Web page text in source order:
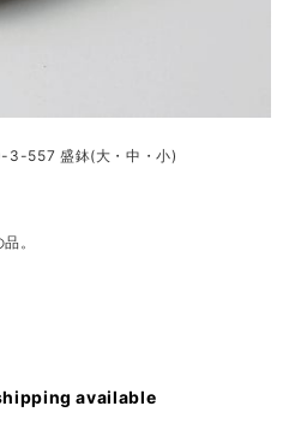
3-557 盛鉢(大・中・小)
。
available